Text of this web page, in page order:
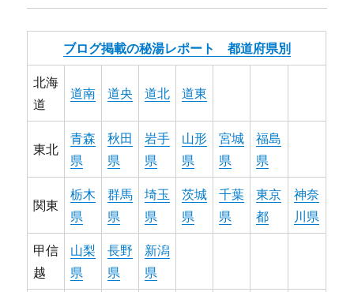
ブログ掲載の秘湯レポート 都道府県別
北海
道
道南 道央 道北 道東
東北
青森
県
秋田
県
岩手
県
山形
県
宮城
県
福島
県
関東
栃木
県
群馬
県
埼玉
県
茨城
県
千葉
県
東京
都
神奈
川県
甲信
越
山梨
県
長野
県
新潟
県